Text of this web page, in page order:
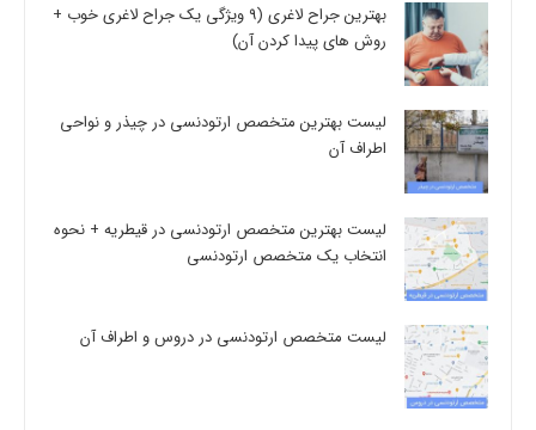
بهترین جراح لاغری (9 ویژگی یک جراح لاغری خوب +
روش های پیدا کردن آن)
لیست بهترین متخصص ارتودنسی در چیذر و نواحی
اطراف آن
لیست بهترین متخصص ارتودنسی در قیطریه + نحوه
انتخاب یک متخصص ارتودنسی
لیست متخصص ارتودنسی در دروس و اطراف آن